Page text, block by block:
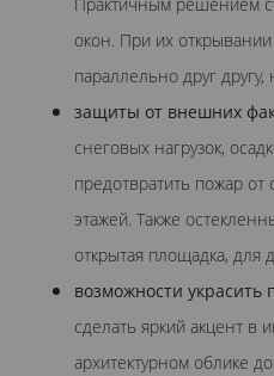
окон. При их
параллельно друг другу,
защиты от внешних
снеговых нагрузок,
предотвратить пожар от
этажей. Также
открытая площадка,
возможности украсить
сделать яркий акцент в
архитектурном облике